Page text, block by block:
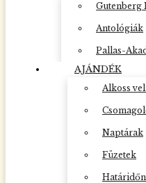
Gutenberg
Antológiák
Pallas-
AJÁNDÉK
Alkoss
Naptárak
Füzetek